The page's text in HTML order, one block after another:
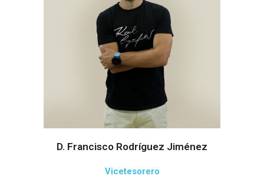
D. Francisco Rodríguez Jiménez
Vicetesorero